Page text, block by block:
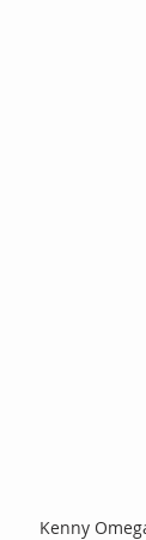
Kenny